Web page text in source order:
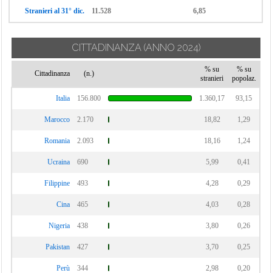
Stranieri al 31° dic. 11.528 6,85
CITTADINANZA (ANNO 2024)
Cittadinanza (n.)
% su
stranieri
% su
popolaz.
Italia 156.800 1.360,17 93,15
Marocco 2.170 18,82 1,29
Romania 2.093 18,16 1,24
Ucraina 690 5,99 0,41
Filippine 493 4,28 0,29
Cina 465 4,03 0,28
Nigeria 438 3,80 0,26
Pakistan 427 3,70 0,25
Perù 344 2,98 0,20